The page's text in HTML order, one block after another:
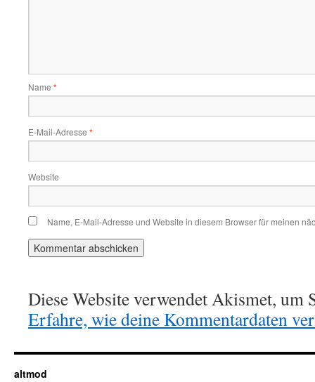
Name *
E-Mail-Adresse *
Website
Name, E-Mail-Adresse und Website in diesem Browser für meinen
Diese Website verwendet Akismet, um
Erfahre, wie deine Kommentardaten
altmod